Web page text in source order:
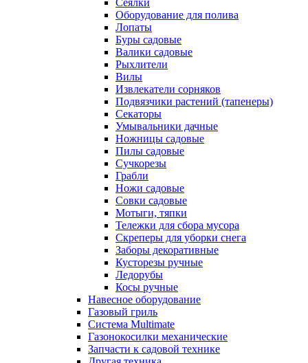
Сеялки
Оборудование для полива
Лопаты
Буры садовые
Валики садовые
Рыхлители
Вилы
Извлекатели сорняков
Подвязчики растений (тапенеры)
Секаторы
Умывальники дачные
Ножницы садовые
Пилы садовые
Сучкорезы
Грабли
Ножи садовые
Совки садовые
Мотыги, тяпки
Тележки для сбора мусора
Скреперы для уборки снега
Заборы декоративные
Кусторезы ручные
Ледорубы
Косы ручные
Навесное оборудование
Газовый гриль
Система Multimate
Газонокосилки механические
Запчасти к садовой технике